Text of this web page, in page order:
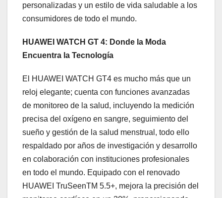
personalizadas y un estilo de vida saludable a los
consumidores de todo el mundo.
HUAWEI WATCH GT 4: Donde la Moda
Encuentra la Tecnología
El HUAWEI WATCH GT4 es mucho más que un
reloj elegante; cuenta con funciones avanzadas
de monitoreo de la salud, incluyendo la medición
precisa del oxígeno en sangre, seguimiento del
sueño y gestión de la salud menstrual, todo ello
respaldado por años de investigación y desarrollo
en colaboración con instituciones profesionales
en todo el mundo. Equipado con el renovado
HUAWEI TruSeenTM 5.5+, mejora la precisión del